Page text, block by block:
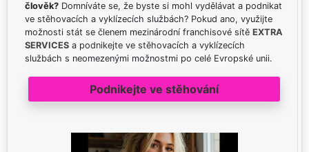
člověk? Domníváte se, že byste si mohl vydělávat a podnikat
ve stěhovacích a vyklízecích službách? Pokud ano, využijte
možnosti stát se členem mezinárodní franchisové sítě EXTRA
SERVICES a podnikejte ve stěhovacích a vyklízecích
službách s neomezenými možnostmi po celé Evropské unii.
Podnikejte ve stěhování